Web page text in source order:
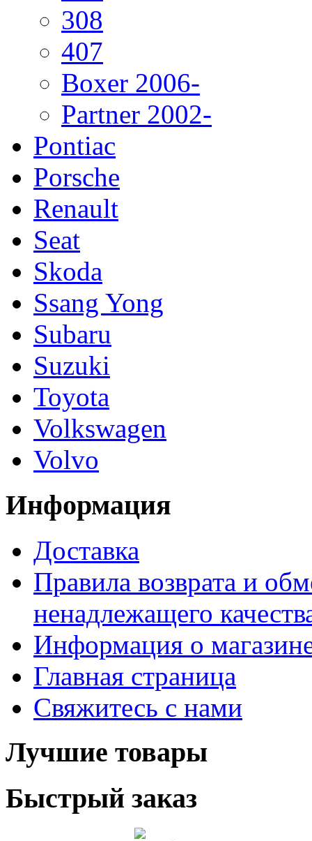
308
407
Boxer 2006-
Partner 2002-
Pontiac
Porsche
Renault
Seat
Skoda
Ssang Yong
Subaru
Suzuki
Toyota
Volkswagen
Volvo
Информация
Доставка
Правила возврата и
ненадлежащего
Информация о
Главная страница
Свяжитесь с нами
Лучшие товары
Быстрый заказ